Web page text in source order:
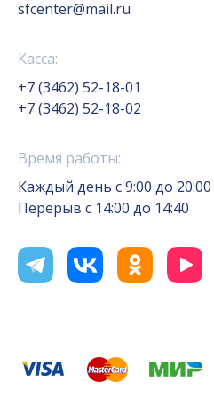
sfcenter@mail.ru
Касса:
+7 (3462) 52-18-01
+7 (3462) 52-18-02
Время работы:
Каждый день с 9:00 до 20:00
Перерыв с 14:00 до 14:40